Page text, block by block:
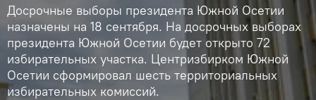
Досрочные выборы президента Южной Осетии
назначены на 18 сентября. На досрочных выборах
президента Южной Осетии будет открыто 72
избирательных участка. Центризбирком Южной
Осетии сформировал шесть территориальных
избирательных комиссий.